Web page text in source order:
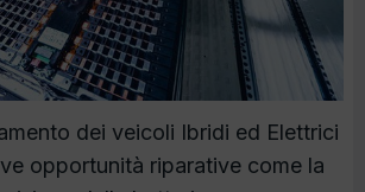
dei veicoli Ibridi ed Elettrici
opportunità riparative come la